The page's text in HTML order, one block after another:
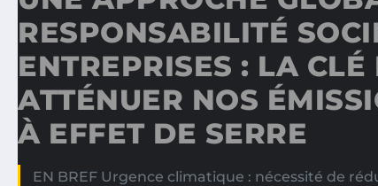
RESPONSABILITÉ
ENTREPRISES : LA CLÉ
ATTÉNUER NOS
À EFFET DE SERRE
EN BREF Urgence climatique : nécessité de